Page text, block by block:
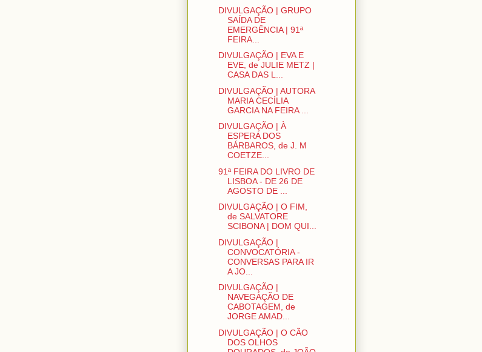
DIVULGAÇÃO | GRUPO
SAÍDA DE
EMERGÊNCIA | 91ª
FEIRA...
DIVULGAÇÃO | EVA E
EVE, de JULIE METZ |
CASA DAS L...
DIVULGAÇÃO | AUTORA
MARIA CECÍLIA
GARCIA NA FEIRA ...
DIVULGAÇÃO | À
ESPERA DOS
BÁRBAROS, de J. M
COETZE...
91ª FEIRA DO LIVRO DE
LISBOA - DE 26 DE
AGOSTO DE ...
DIVULGAÇÃO | O FIM,
de SALVATORE
SCIBONA | DOM QUI...
DIVULGAÇÃO |
CONVOCATÓRIA -
CONVERSAS PARA IR
A JO...
DIVULGAÇÃO |
NAVEGAÇÃO DE
CABOTAGEM, de
JORGE AMAD...
DIVULGAÇÃO | O CÃO
DOS OLHOS